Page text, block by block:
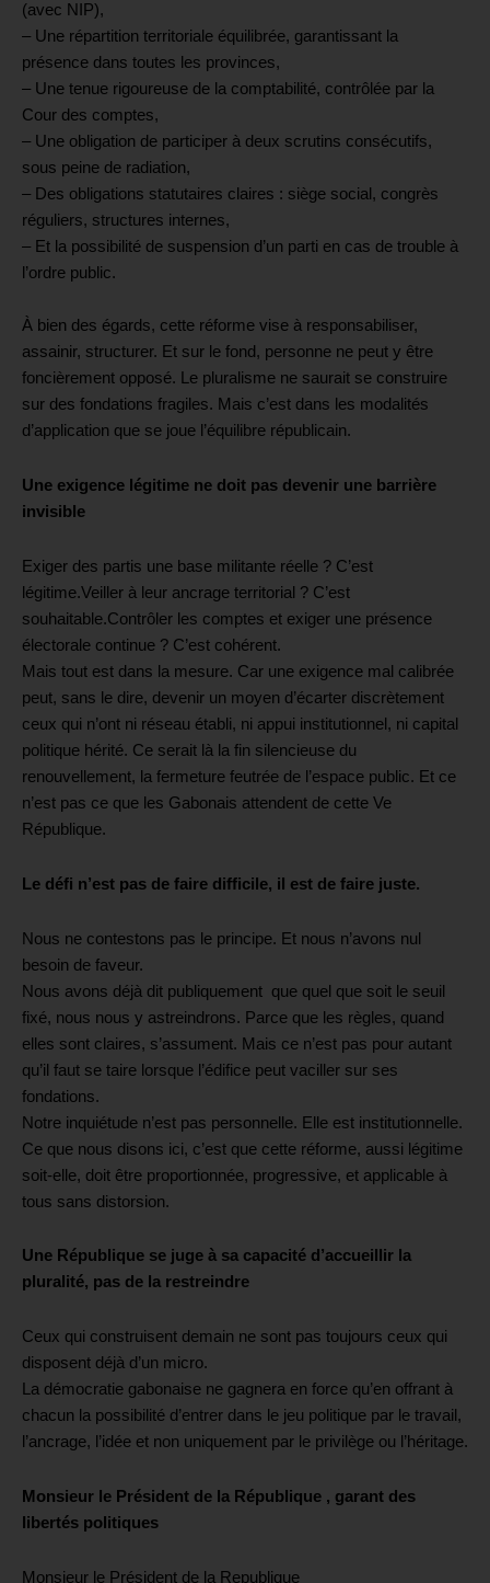
(avec NIP),
– Une répartition territoriale équilibrée, garantissant la
présence dans toutes les provinces,
– Une tenue rigoureuse de la comptabilité, contrôlée par la
Cour des comptes,
– Une obligation de participer à deux scrutins consécutifs,
sous peine de radiation,
– Des obligations statutaires claires : siège social, congrès
réguliers, structures internes,
– Et la possibilité de suspension d’un parti en cas de trouble à
l’ordre public.
À bien des égards, cette réforme vise à responsabiliser,
assainir, structurer. Et sur le fond, personne ne peut y être
foncièrement opposé. Le pluralisme ne saurait se construire
sur des fondations fragiles. Mais c’est dans les modalités
d’application que se joue l’équilibre républicain.
Une exigence légitime ne doit pas devenir une barrière
invisible
Exiger des partis une base militante réelle ? C’est
légitime.Veiller à leur ancrage territorial ? C’est
souhaitable.Contrôler les comptes et exiger une présence
électorale continue ? C’est cohérent.
Mais tout est dans la mesure. Car une exigence mal calibrée
peut, sans le dire, devenir un moyen d’écarter discrètement
ceux qui n’ont ni réseau établi, ni appui institutionnel, ni capital
politique hérité. Ce serait là la fin silencieuse du
renouvellement, la fermeture feutrée de l’espace public. Et ce
n’est pas ce que les Gabonais attendent de cette Ve
République.
Le défi n’est pas de faire difficile, il est de faire juste.
Nous ne contestons pas le principe. Et nous n’avons nul
besoin de faveur.
Nous avons déjà dit publiquement que quel que soit le seuil
fixé, nous nous y astreindrons. Parce que les règles, quand
elles sont claires, s’assument. Mais ce n’est pas pour autant
qu’il faut se taire lorsque l’édifice peut vaciller sur ses
fondations.
Notre inquiétude n’est pas personnelle. Elle est institutionnelle.
Ce que nous disons ici, c’est que cette réforme, aussi légitime
soit-elle, doit être proportionnée, progressive, et applicable à
tous sans distorsion.
Une République se juge à sa capacité d’accueillir la
pluralité, pas de la restreindre
Ceux qui construisent demain ne sont pas toujours ceux qui
disposent déjà d’un micro.
La démocratie gabonaise ne gagnera en force qu’en offrant à
chacun la possibilité d’entrer dans le jeu politique par le travail,
l’ancrage, l’idée et non uniquement par le privilège ou l’héritage.
Monsieur le Président de la République , garant des
libertés politiques
Monsieur le Président de la Republique